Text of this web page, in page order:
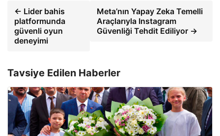
← Lider bahis
platformunda
güvenli oyun
deneyimi
Meta’nın Yapay Zeka Temelli
Araçlarıyla Instagram
Güvenliği Tehdit Ediliyor →
Tavsiye Edilen Haberler